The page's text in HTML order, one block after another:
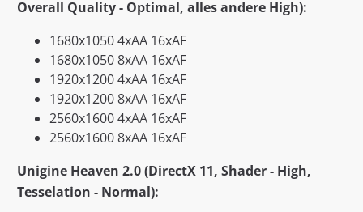
Overall Quality - Optimal, alles andere High):
1680x1050 4xAA 16xAF
1680x1050 8xAA 16xAF
1920x1200 4xAA 16xAF
1920x1200 8xAA 16xAF
2560x1600 4xAA 16xAF
2560x1600 8xAA 16xAF
Unigine Heaven 2.0 (DirectX 11, Shader - High,
Tesselation - Normal):